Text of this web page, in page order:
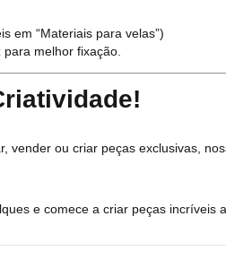
em “Materiais para velas”)
melhor fixação.
vender ou criar peças exclusivas,
e comece a criar peças incríveis